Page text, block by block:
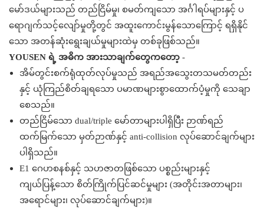
မော်ဒယ်များသည် တည်ငြိမ်မှု၊ စမတ်ကျသော အင်္ဂါရပ်များနှင့် ပ
ရောဂျက်သင့်လျော်မှုတို့တွင် အထူးကောင်းမွန်သောကြောင့် ရရှိနိုင်
သော အတန်ဆုံးရွေးချယ်မှုများထဲမှ တစ်ခုဖြစ်သည်။
YOUSEN ရဲ့ အဓိက အားသာချက်တွေကတော့ -
အိမ်တွင်းစက်ရုံထုတ်လုပ်မှုသည် အရည်အသွေးတသမတ်တည်း
နှင့် ယုံကြည်စိတ်ချရသော ပမာဏများစွာထောက်ပံ့မှုကို သေချာ
စေသည်။
တည်ငြိမ်သော dual/triple မော်တာများပါရှိပြီး ဉာဏ်ရည်
ထက်မြက်သော မှတ်ဉာဏ်နှင့် anti-collision လုပ်ဆောင်ချက်များ
ပါရှိသည်။
E1 ဂေဟစနစ်နှင့် သဟဇာတဖြစ်သော ပစ္စည်းများနှင့်
ကျယ်ပြန့်သော စိတ်ကြိုက်ပြင်ဆင်မှုများ (အတိုင်းအတာများ၊
အရောင်များ၊ လုပ်ဆောင်ချက်များ)။